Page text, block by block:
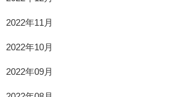
2022年11月
2022年10月
2022年09月